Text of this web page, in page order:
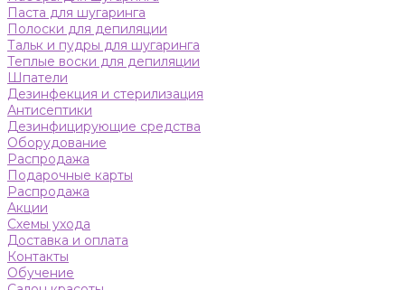
Паста для шугаринга
Полоски для депиляции
Тальк и пудры для шугаринга
Теплые воски для депиляции
Шпатели
Дезинфекция и стерилизация
Антисептики
Дезинфицирующие средства
Оборудование
Распродажа
Подарочные карты
Распродажа
Акции
Схемы ухода
Доставка и оплата
Контакты
Обучение